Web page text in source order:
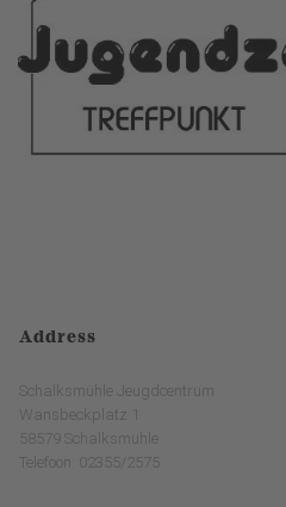
Address
Schalksmühle Jeugdcentrum
Wansbeckplatz 1
58579 Schalksmühle
Telefoon: 02355/2575